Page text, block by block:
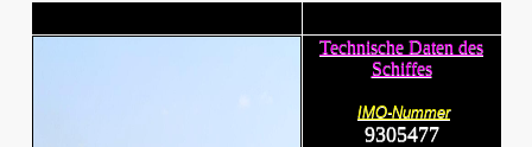
Technische Daten des
Schiffes
IMO-Nummer
9305477